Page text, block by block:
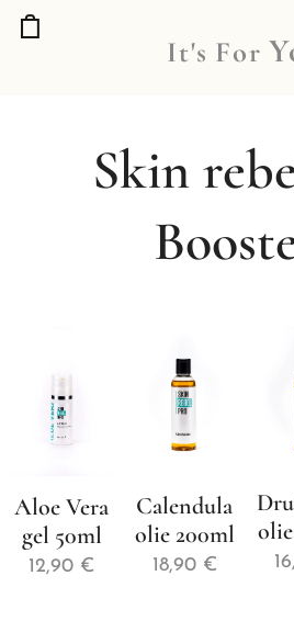
It's For
Skin
Aloe Vera
gel 50ml
12,90 €
Calendula
olie 200ml
18,90€